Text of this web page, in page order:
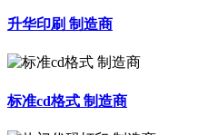
升华印刷 制造商
标准cd格式 制造商